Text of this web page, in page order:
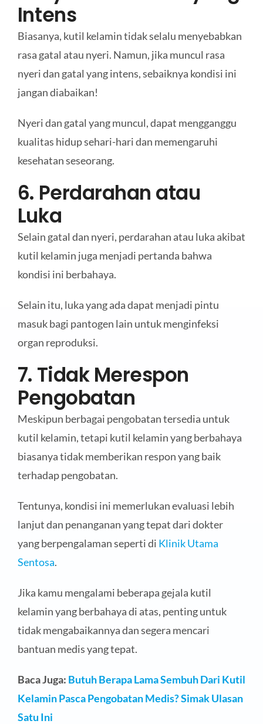
Intens
Biasanya, kutil kelamin tidak selalu menyebabkan
rasa gatal atau nyeri. Namun, jika muncul rasa
nyeri dan gatal yang intens, sebaiknya kondisi ini
jangan diabaikan!
Nyeri dan gatal yang muncul, dapat mengganggu
kualitas hidup sehari-hari dan memengaruhi
kesehatan seseorang.
6. Perdarahan atau
Luka
Selain gatal dan nyeri, perdarahan atau luka akibat
kutil kelamin juga menjadi pertanda bahwa
kondisi ini berbahaya.
Selain itu, luka yang ada dapat menjadi pintu
masuk bagi pantogen lain untuk menginfeksi
organ reproduksi.
7. Tidak Merespon
Pengobatan
Meskipun berbagai pengobatan tersedia untuk
kutil kelamin, tetapi kutil kelamin yang berbahaya
biasanya tidak memberikan respon yang baik
terhadap pengobatan.
Tentunya, kondisi ini memerlukan evaluasi lebih
lanjut dan penanganan yang tepat dari dokter
yang berpengalaman seperti di Klinik Utama
Sentosa.
Jika kamu mengalami beberapa gejala kutil
kelamin yang berbahaya di atas, penting untuk
tidak mengabaikannya dan segera mencari
bantuan medis yang tepat.
Baca Juga: Butuh Berapa Lama Sembuh Dari Kutil
Kelamin Pasca Pengobatan Medis? Simak Ulasan
Satu Ini